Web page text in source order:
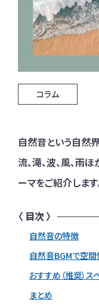
コラム
自然音という自然
流、滝、波、風、雨
ーマをご紹介します
自然音の特徴
自然音BGMで空
おすすめ（推奨）ス
まとめ